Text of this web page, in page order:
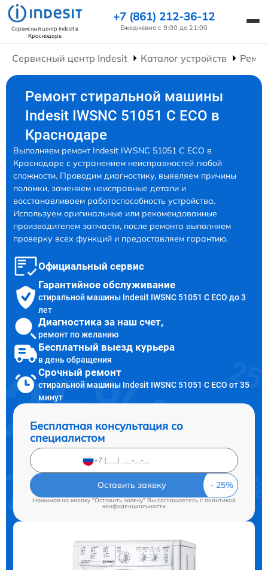
Сервисный центр Indesitв
Краснодаре
+7 (861) 212-36-12
Ежедневно с 9:00 до 21:00
Сервисный центр Indesit Каталог устройств
Ремонт стиральной машины
Indesit IWSNC 51051 C ECO в
Краснодаре
Выполняем ремонт Indesit IWSNC 51051 C ECO в
Краснодаре с устранением неисправностей любой
сложности. Проводим диагностику, выявляем причины
поломки, заменяем неисправные детали и
восстанавливаем работоспособность устройства.
Используем оригинальные или рекомендованные
производителем запчасти, после ремонта выполняем
проверку всех функций и предоставляем гарантию.
Официальный сервис
Гарантийное обслуживание
стиральной машины Indesit IWSNC 51051 C ECO до 3
лет
Диагностика за наш счет,
ремонт по желанию
Бесплатный выезд курьера
в день обращения
Срочный ремонт
стиральной машины Indesit IWSNC 51051 C ECO от 35
минут
Бесплатная консультация со
специалистом
Оставить заявку
Нажимая на кнопку "Оставить заявку" Вы соглашаетесь cполитикой
конфиденциальности